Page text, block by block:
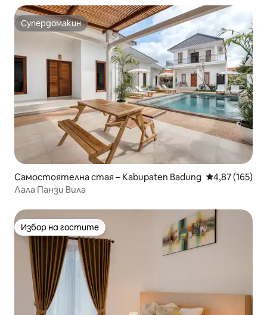
Супердомакин
Супердомакин
Самостоятелна стая – Kabupaten Badung Средна
4,87 (165)
Лала Панзи Вила
Избор на гостите
Избор на гостите